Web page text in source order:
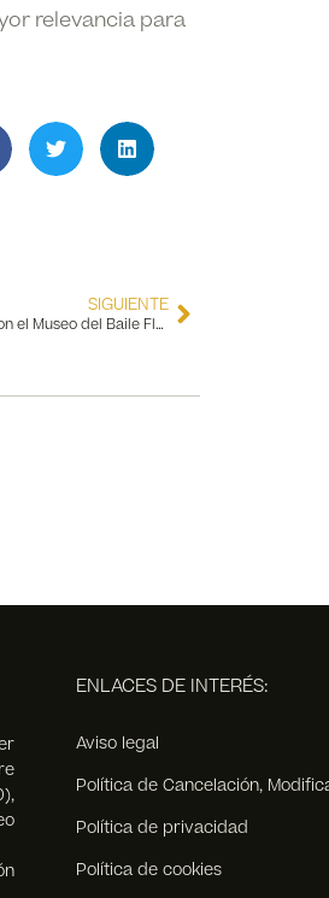
relevancia para
SIGUIENTE
Vístete de Flamenca y ponte guapa con el Museo del Baile Flamenco y la fotógrafa Rocío Aguado
ENLACES DE INTERÉS:
Aviso legal
Política de Cancelación,
Política de privacidad
Política de cookies